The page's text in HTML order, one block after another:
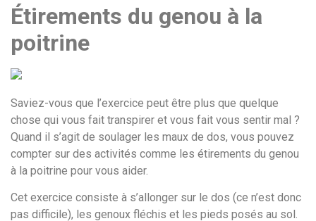
Étirements du genou à la
poitrine
Saviez-vous que l’exercice peut être plus que quelque
chose qui vous fait transpirer et vous fait vous sentir mal ?
Quand il s’agit de soulager les maux de dos, vous pouvez
compter sur des activités comme les étirements du genou
à la poitrine pour vous aider.
Cet exercice consiste à s’allonger sur le dos (ce n’est donc
pas difficile), les genoux fléchis et les pieds posés au sol.